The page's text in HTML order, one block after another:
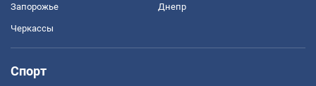
Запорожье Днепр
Черкассы
Спорт